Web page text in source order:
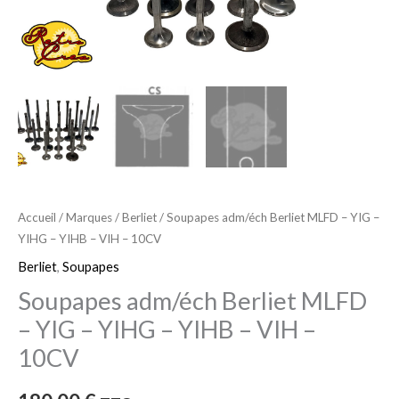
Accueil /Marques/Berliet/ Soupapes adm/éch Berliet MLFD – YIG –
YIHG – YIHB – VIH – 10CV
Berliet, Soupapes
Soupapes adm/éch Berliet MLFD
– YIG – YIHG – YIHB – VIH –
10CV
YIHG
YIHB
-
VIH
-